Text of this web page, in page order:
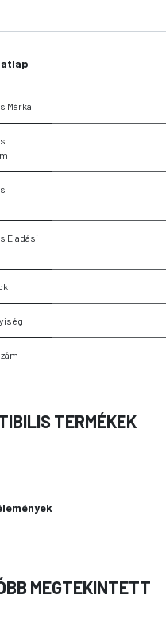
Márka
Eladási
TERMÉKEK
MEGTEKINTETT